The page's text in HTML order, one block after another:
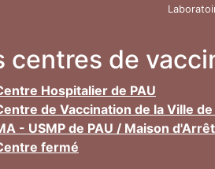
centres de
Hospitalier de PAU
de Vaccination de la Ville de
- USMP de PAU / Maison
fermé